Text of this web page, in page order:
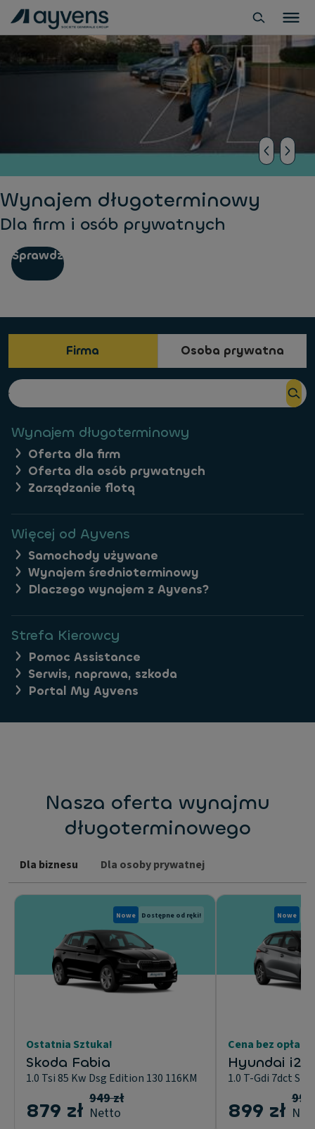
Wynajem długoterminowy
Dla firm i osób prywatnych
Sprawdź
Firma Osoba prywatna
Wynajem długoterminowy
Oferta dla firm
Oferta dla osób prywatnych
Zarządzanie flotą
Więcej od Ayvens
Samochody używane
Wynajem średnioterminowy
Dlaczego wynajem z Ayvens?
Strefa Kierowcy
Pomoc Assistance
Serwis, naprawa, szkoda
Portal My Ayvens
Nasza oferta wynajmu
długoterminowego
Dla biznesu Dla osoby prywatnej
Nowe Dostępne od ręki!
Ostatnia Sztuka!
Skoda Fabia
1.0 Tsi 85 Kw Dsg Edition 130 116KM
879 zł 949 zł
Netto
Nowe
Cena bez
Hyundai i20
1.0 T-Gdi 7dct
899 zł 999